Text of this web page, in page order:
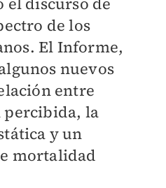
de los
El Informe,
nuevos
entre
la
y un
mortalidad